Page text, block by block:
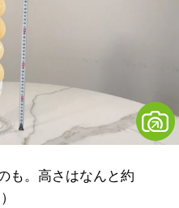
も。高さはなんと約